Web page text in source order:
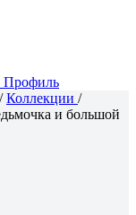
Профиль
/Коллекции /
и большой